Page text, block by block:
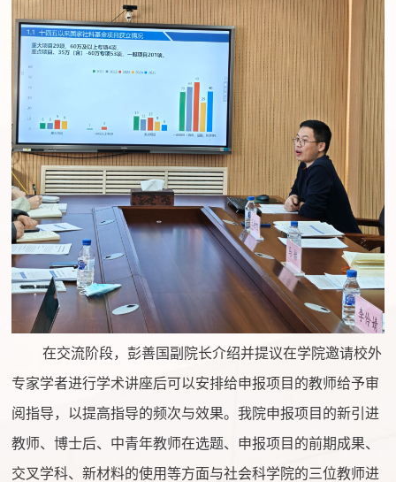
在交流阶段，彭善国副院长介绍并提议在学院邀请校外
专家学者进行学术讲座后可以安排给申报项目的教师给予审
阅指导，以提高指导的频次与效果。我院申报项目的新引进
教师、博士后、中青年教师在选题、申报项目的前期成果、
交叉学科、新材料的使用等方面与社会科学院的三位教师进